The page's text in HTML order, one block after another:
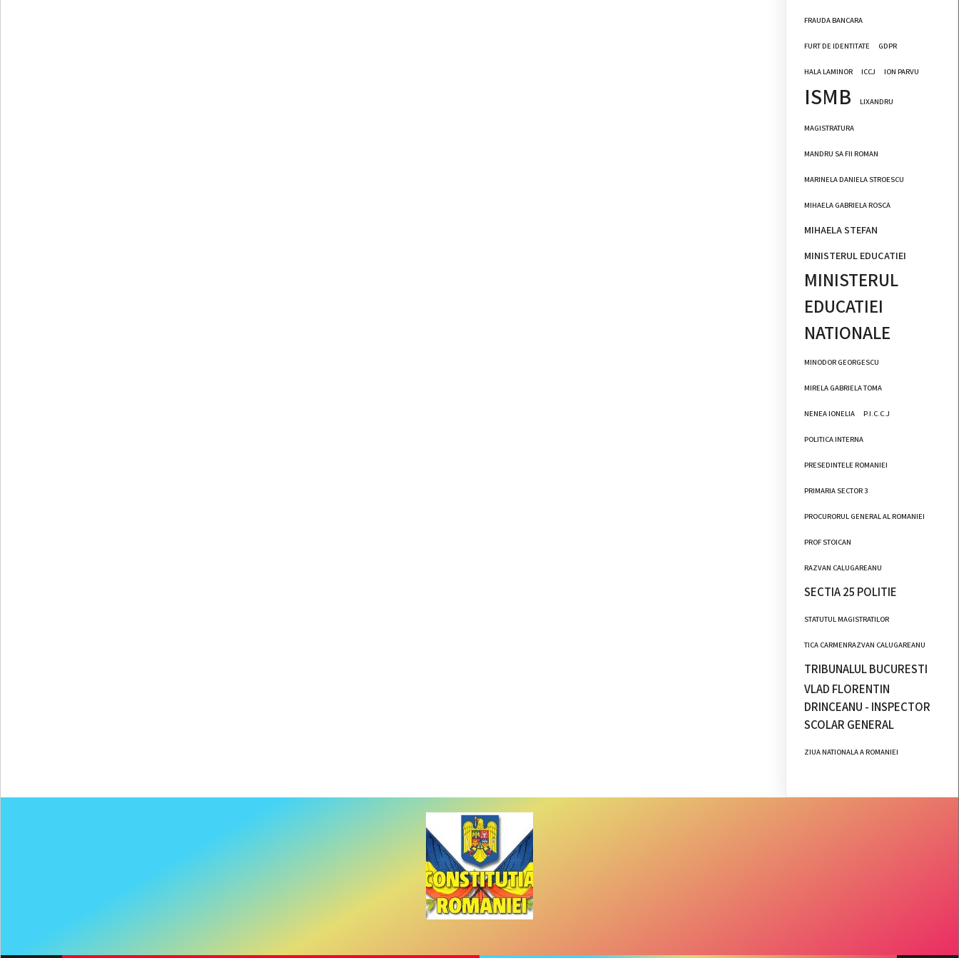
FRAUDA BANCARA
FURT DE IDENTITATE GDPR
HALA LAMINOR ICCJ ION PARVU
ISMB LIXANDRU
MAGISTRATURA
MANDRU SA FII ROMAN
MARINELA DANIELA STROESCU
MIHAELA GABRIELA ROSCA
MIHAELA STEFAN
MINISTERUL EDUCATIEI
MINISTERUL
EDUCATIEI
NATIONALE
MINODOR GEORGESCU
MIRELA GABRIELA TOMA
NENEA IONELIA P.I.C.C.J
POLITICA INTERNA
PRESEDINTELE ROMANIEI
PRIMARIA SECTOR 3
PROCURORUL GENERAL AL ROMANIEI
PROF STOICAN
RAZVAN CALUGAREANU
SECTIA 25 POLITIE
STATUTUL MAGISTRATILOR
TICA CARMENRAZVAN CALUGAREANU
TRIBUNALUL BUCURESTI
VLAD FLORENTIN
DRINCEANU - INSPECTOR
SCOLAR GENERAL
ZIUA NATIONALA A ROMANIEI